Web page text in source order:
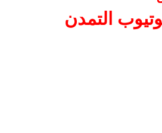
التمدن